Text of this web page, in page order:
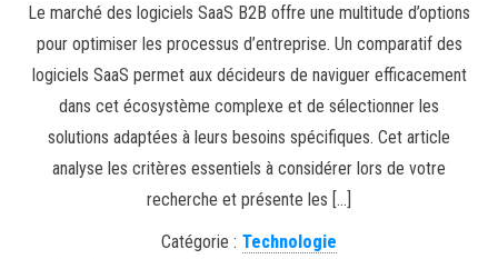
Le marché des logiciels SaaS B2B offre une multitude d’options
pour optimiser les processus d’entreprise. Un comparatif des
logiciels SaaS permet aux décideurs de naviguer efficacement
dans cet écosystème complexe et de sélectionner les
solutions adaptées à leurs besoins spécifiques. Cet article
analyse les critères essentiels à considérer lors de votre
recherche et présente les […]
Catégorie : Technologie